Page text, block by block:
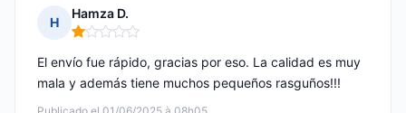
H
Hamza D.
Nota: 1 de 5
El envío fue rápido, gracias por eso. La calidad es muy
mala y además tiene muchos pequeños rasguños!!!